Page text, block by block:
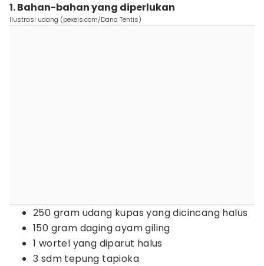
1. Bahan-bahan yang diperlukan
Ilustrasi udang (pexels.com/Dana Tentis)
250 gram udang kupas yang dicincang halus
150 gram daging ayam giling
1 wortel yang diparut halus
3 sdm tepung tapioka